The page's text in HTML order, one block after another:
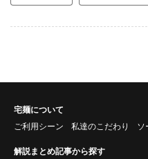
宅麺について
ご利用シーン
私達のこだわり ソ
解説まとめ記事から探す